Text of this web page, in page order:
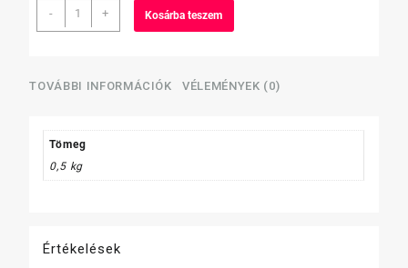
-
Septima
Vízkő
0,5
mennyiség
+ Kosárba teszem
TOVÁBBI INFORMÁCIÓK VÉLEMÉNYEK (0)
Tömeg
0,5 kg
Értékelések